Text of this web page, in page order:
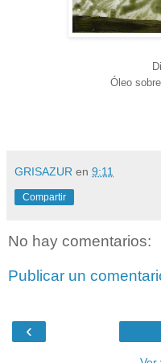
Óleo
GRISAZUR en 9:11
Compartir
No hay comentarios:
Publicar un
‹